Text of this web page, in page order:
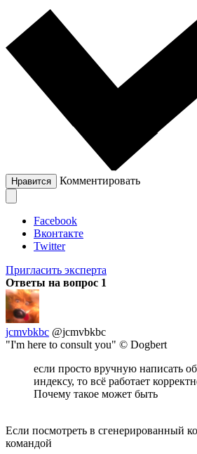
Нравится Комментировать
Facebook
Вконтакте
Twitter
Пригласить эксперта
Ответы на вопрос 1
jcmvbkbc @jcmvbkbc
"I'm here to consult you" © Dogbert
если просто вручную написать
индексу, то всё работает
Почему такое может быть
Если посмотреть в сгенерированный
командой